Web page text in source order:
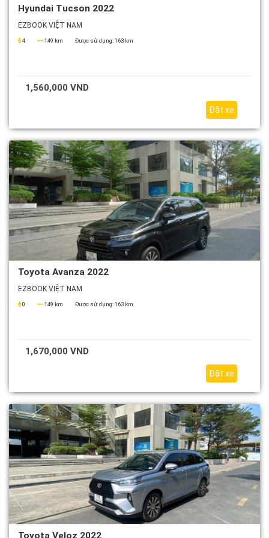
Hyundai Tucson 2022
EZBOOK VIỆT NAM
4 149 km Được sử dụng:163 km
1,560,000 VND
Đặt xe
Toyota Avanza 2022
EZBOOK VIỆT NAM
0 149 km Được sử dụng:163 km
1,670,000 VND
Đặt xe
Toyota Veloz 2022